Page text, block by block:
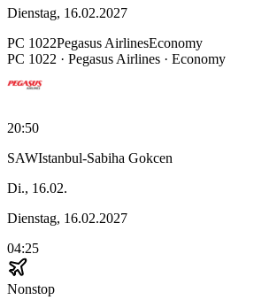
Dienstag, 16.02.2027
PC 1022Pegasus AirlinesEconomy
PC 1022 · Pegasus Airlines · Economy
20:50
SAWIstanbul-Sabiha Gokcen
Di., 16.02.
Dienstag, 16.02.2027
04:25
Nonstop